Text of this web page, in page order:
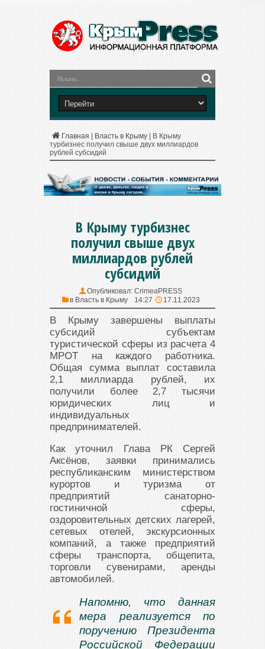
Главная Власть в Крыму
В Крыму
турбизнес получил свыше двух миллиардов
рублей субсидий
В Крыму турбизнес
получил свыше двух
миллиардов рублей
субсидий
Опубликовал: CrimeaPRESS
в Власть в Крыму 14:27 17.11.2023
В Крыму завершены выплаты
субсидий субъектам
туристической сферы из расчета 4
МРОТ на каждого работника.
Общая сумма выплат составила
2,1 миллиарда рублей, их
получили более 2,7 тысячи
юридических лиц и
индивидуальных
предпринимателей.
Как уточнил Глава РК Сергей
Аксёнов, заявки принимались
республиканским министерством
курортов и туризма от
предприятий санаторно-
гостиничной сферы,
оздоровительных детских лагерей,
сетевых отелей, экскурсионных
компаний, а также предприятий
сферы транспорта, общепита,
торговли сувенирами, аренды
автомобилей.
Напомню, что данная
мера реализуется по
поручению Президента
Российской Федерации